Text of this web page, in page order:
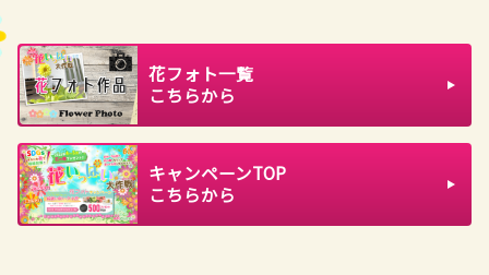
花フォト一覧
こちらから
キャンペーンTOP
こちらから